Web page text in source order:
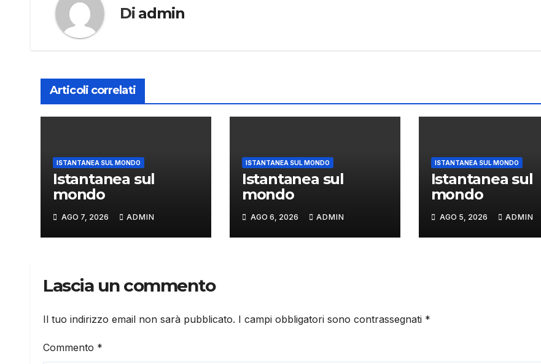
Di admin
Articoli correlati
ISTANTANEA SUL MONDO
Istantanea sul
mondo
AGO 7, 2026 ADMIN
ISTANTANEA SUL MONDO
Istantanea sul
mondo
AGO 6, 2026 ADMIN
ISTANTANEA SUL MONDO
Istantanea sul
mondo
AGO 5, 2026 ADMIN
Lascia un commento
Il tuo indirizzo email non sarà pubblicato. I campi obbligatori sono contrassegnati *
Commento *